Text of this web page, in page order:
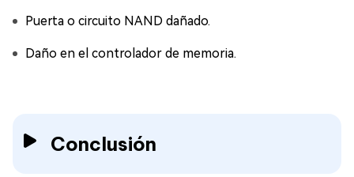
Puerta o circuito NAND dañado.
Daño en el controlador de memoria.
Conclusión